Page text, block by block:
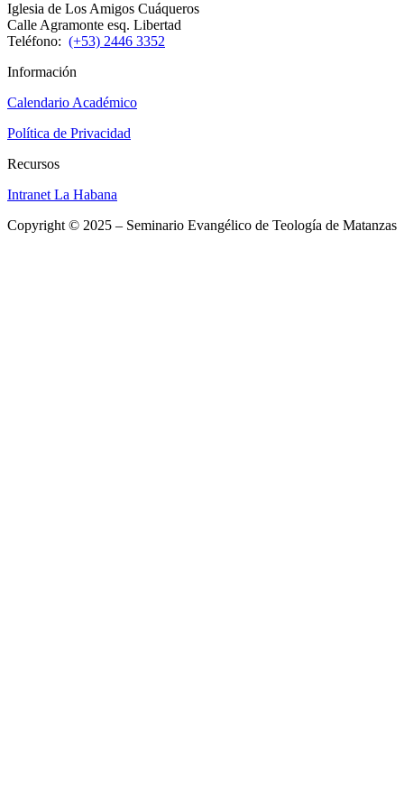
Iglesia de Los Amigos Cuáqueros
Calle Agramonte esq. Libertad
Teléfono: (+53) 2446 3352
Información
Calendario Académico
Política de Privacidad
Recursos
Intranet La Habana
Copyright © 2025 – Seminario Evangélico de Teología de Matanzas